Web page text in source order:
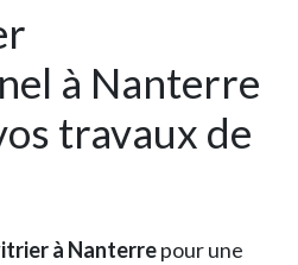
à Nanterre
travaux de
à Nanterrepour une